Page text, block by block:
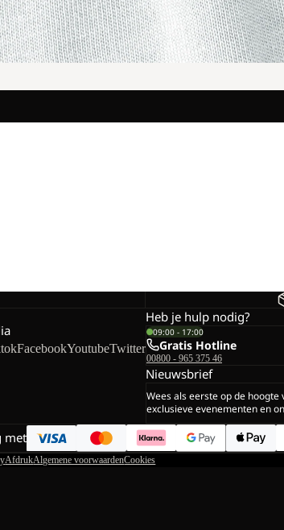
FacebookYoutubeTwitter
Heb je hulp nodig?
09:00 - 17:00
Gratis Hotline
00800 - 965 375 46
Nieuwsbrief
Wees als eerste op de hoogte
exclusieve evenementen en
met
AfdrukAlgemene voorwaardenCookies